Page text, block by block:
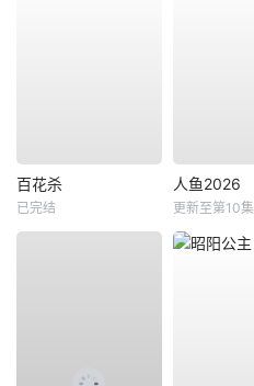
百花杀
已完结
人鱼2026
更新至第10集